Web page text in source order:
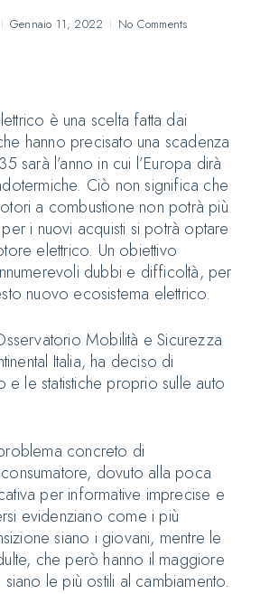
Gennaio 11, 2022 No Comments
è una scelta fatta dai
hanno precisato una scadenza
sarà l’anno in cui l’Europa dirà
Ciò non significa che
a combustione non potrà più
i nuovi acquisti si potrà optare
elettrico. Un obiettivo
dubbi e difficoltà, per
nuovo ecosistema elettrico.
Mobilità e Sicurezza
Italia, ha deciso di
e le statistiche proprio sulle auto
concreto di
dovuto alla poca
per informative imprecise e
evidenziano come i più
siano i giovani, mentre le
che però hanno il maggiore
le più ostili al cambiamento.